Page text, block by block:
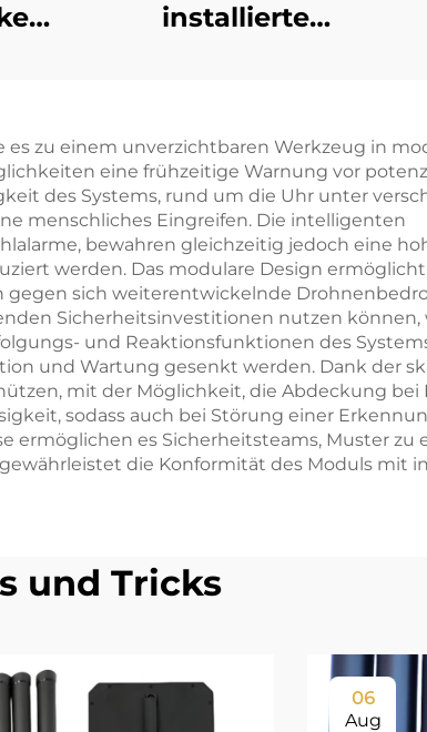
installierte
zu einem unverzichtbaren Werkzeug in
eine frühzeitige Warnung vor
des Systems, rund um die Uhr unter
menschliches Eingreifen. Die intelligenten
bewahren gleichzeitig jedoch eine
werden. Das modulare Design
gegen sich weiterentwickelnde
Sicherheitsinvestitionen nutzen können,
und Reaktionsfunktionen des
und Wartung gesenkt werden. Dank der
mit der Möglichkeit, die Abdeckung bei
sodass auch bei Störung einer
ermöglichen es Sicherheitsteams, Muster zu
die Konformität des Moduls mit
und Tricks
06
Aug